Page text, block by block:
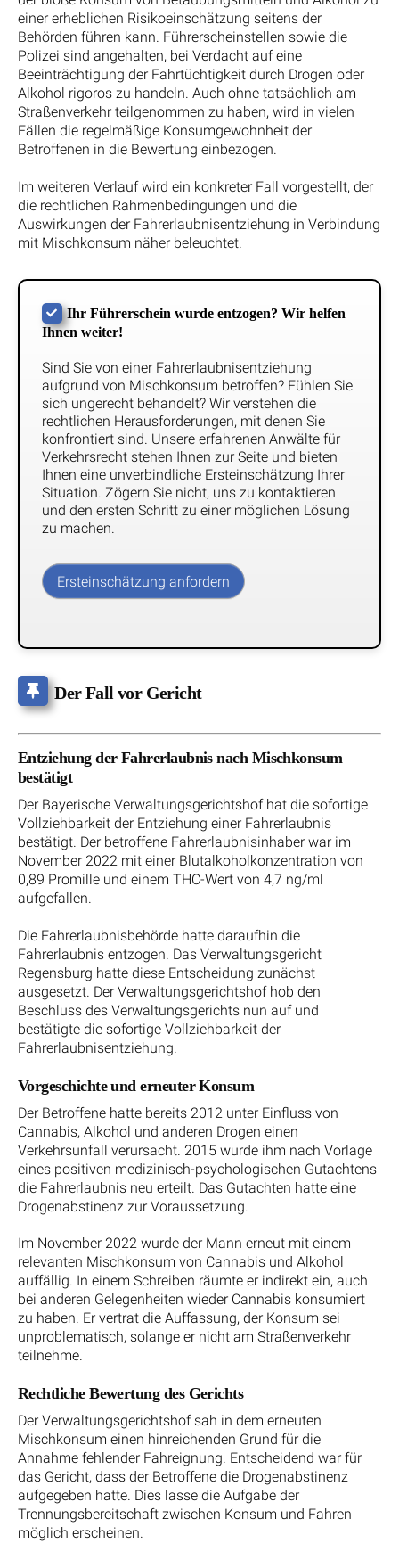
einer erheblichen Risikoeinschätzung seitens der
Behörden führen kann. Führerscheinstellen sowie die
Polizei sind angehalten, bei Verdacht auf eine
Beeinträchtigung der Fahrtüchtigkeit durch Drogen oder
Alkohol rigoros zu handeln. Auch ohne tatsächlich am
Straßenverkehr teilgenommen zu haben, wird in vielen
Fällen die regelmäßige Konsumgewohnheit der
Betroffenen in die Bewertung einbezogen.
Im weiteren Verlauf wird ein konkreter Fall vorgestellt, der
die rechtlichen Rahmenbedingungen und die
Auswirkungen der Fahrerlaubnisentziehung in Verbindung
mit Mischkonsum näher beleuchtet.
Ihr Führerschein wurde entzogen? Wir helfen
Ihnen weiter!
Sind Sie von einer Fahrerlaubnisentziehung
aufgrund von Mischkonsum betroffen? Fühlen Sie
sich ungerecht behandelt? Wir verstehen die
rechtlichen Herausforderungen, mit denen Sie
konfrontiert sind. Unsere erfahrenen Anwälte für
Verkehrsrecht stehen Ihnen zur Seite und bieten
Ihnen eine unverbindliche Ersteinschätzung Ihrer
Situation. Zögern Sie nicht, uns zu kontaktieren
und den ersten Schritt zu einer möglichen Lösung
zu machen.
Ersteinschätzung anfordern
Der Fall vor Gericht
Entziehung der Fahrerlaubnis nach Mischkonsum
bestätigt
Der Bayerische Verwaltungsgerichtshof hat die sofortige
Vollziehbarkeit der Entziehung einer Fahrerlaubnis
bestätigt. Der betroffene Fahrerlaubnisinhaber war im
November 2022 mit einer Blutalkoholkonzentration von
0,89 Promille und einem THC-Wert von 4,7 ng/ml
aufgefallen.
Die Fahrerlaubnisbehörde hatte daraufhin die
Fahrerlaubnis entzogen. Das Verwaltungsgericht
Regensburg hatte diese Entscheidung zunächst
ausgesetzt. Der Verwaltungsgerichtshof hob den
Beschluss des Verwaltungsgerichts nun auf und
bestätigte die sofortige Vollziehbarkeit der
Fahrerlaubnisentziehung.
Vorgeschichte und erneuter Konsum
Der Betroffene hatte bereits 2012 unter Einfluss von
Cannabis, Alkohol und anderen Drogen einen
Verkehrsunfall verursacht. 2015 wurde ihm nach Vorlage
eines positiven medizinisch-psychologischen Gutachtens
die Fahrerlaubnis neu erteilt. Das Gutachten hatte eine
Drogenabstinenz zur Voraussetzung.
Im November 2022 wurde der Mann erneut mit einem
relevanten Mischkonsum von Cannabis und Alkohol
auffällig. In einem Schreiben räumte er indirekt ein, auch
bei anderen Gelegenheiten wieder Cannabis konsumiert
zu haben. Er vertrat die Auffassung, der Konsum sei
unproblematisch, solange er nicht am Straßenverkehr
teilnehme.
Rechtliche Bewertung des Gerichts
Der Verwaltungsgerichtshof sah in dem erneuten
Mischkonsum einen hinreichenden Grund für die
Annahme fehlender Fahreignung. Entscheidend war für
das Gericht, dass der Betroffene die Drogenabstinenz
aufgegeben hatte. Dies lasse die Aufgabe der
Trennungsbereitschaft zwischen Konsum und Fahren
möglich erscheinen.